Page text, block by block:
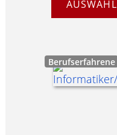
AUSWAHL
Berufserfahrene